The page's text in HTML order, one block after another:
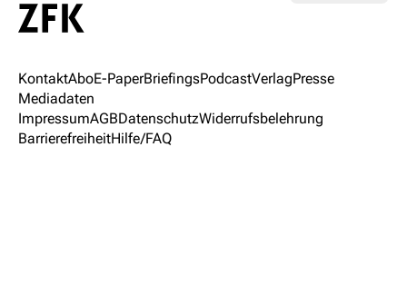
KontaktAboE-PaperBriefingsPodcastVerlagPresse
Mediadaten
ImpressumAGBDatenschutzWiderrufsbelehrung
BarrierefreiheitHilfe/FAQ